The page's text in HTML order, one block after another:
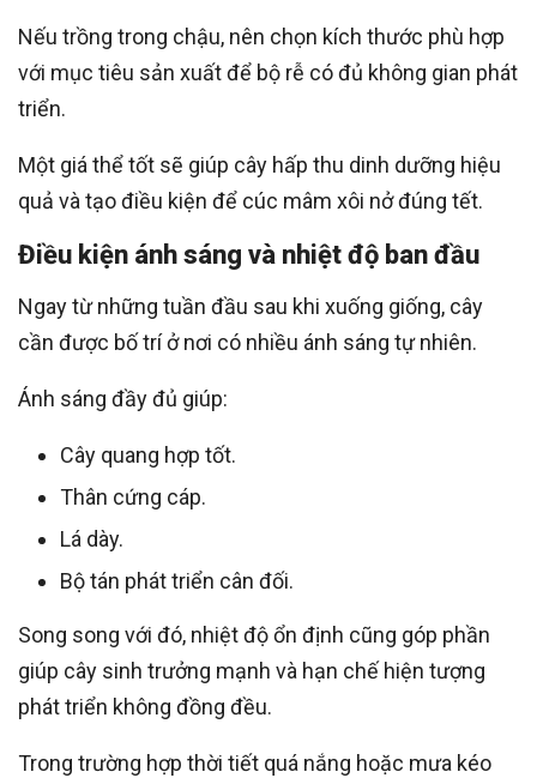
Nếu trồng trong chậu, nên chọn kích thước phù hợp
với mục tiêu sản xuất để bộ rễ có đủ không gian phát
triển.
Một giá thể tốt sẽ giúp cây hấp thu dinh dưỡng hiệu
quả và tạo điều kiện để cúc mâm xôi nở đúng tết.
Điều kiện ánh sáng và nhiệt độ ban đầu
Ngay từ những tuần đầu sau khi xuống giống, cây
cần được bố trí ở nơi có nhiều ánh sáng tự nhiên.
Ánh sáng đầy đủ giúp:
Cây quang hợp tốt.
Thân cứng cáp.
Lá dày.
Bộ tán phát triển cân đối.
Song song với đó, nhiệt độ ổn định cũng góp phần
giúp cây sinh trưởng mạnh và hạn chế hiện tượng
phát triển không đồng đều.
Trong trường hợp thời tiết quá nắng hoặc mưa kéo